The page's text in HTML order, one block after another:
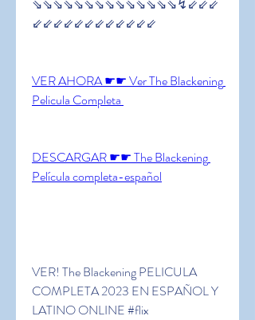
⇘⇘⇘⇘⇘⇘⇘⇘⇘⇘⇘⇘⇘⇘↯⇙⇙⇙
⇙⇙⇙⇙⇙⇙⇙⇙⇙⇙⇙⇙
VER AHORA ☛☛ Ver The Blackening
Pelicula Completa
DESCARGAR ☛☛ The Blackening
Película completa-español
VER! The Blackening PELICULA
COMPLETA 2023 EN ESPAÑOL Y
LATINO ONLINE #flix